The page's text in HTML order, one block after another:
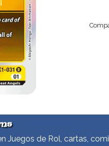
Juegos de Rol, cartas,